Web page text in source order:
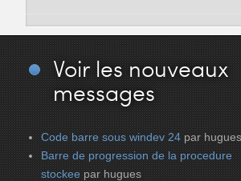
Voir les nouveaux
messages
Code barre sous windev 24 par hugues
Barre de progression de la procedure
stockee par hugues